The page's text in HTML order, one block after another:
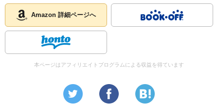
Amazon 詳細ページへ
本ページはアフィリエイトプログラムによる収益を得ています